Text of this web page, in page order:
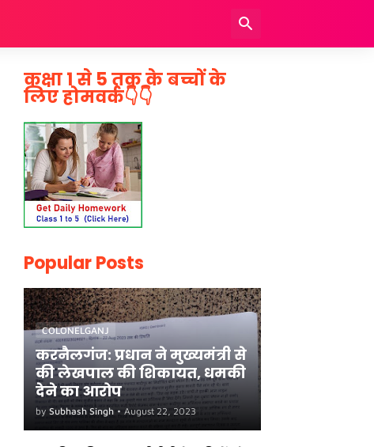
कक्षा 1 से 5 तक के बच्चों के
लिए होमवर्क👇👇
Popular Posts
COLONELGANJ
करनैलगंज: प्रधान ने मुख्यमंत्री से
की लेखपाल की शिकायत, धमकी
देने का आरोप
by Subhash Singh • August 22, 2023